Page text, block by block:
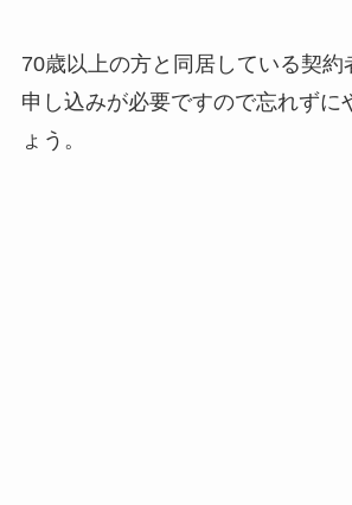
70歳以上の方と同居している契約
申し込みが必要ですので忘れずに
ょう。